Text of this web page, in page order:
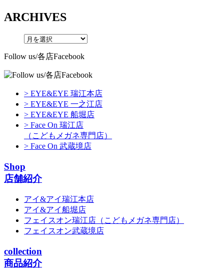
ARCHIVES
Follow us/各店Facebook
> EYE&EYE 瑞江本店
> EYE&EYE 一之江店
> EYE&EYE 船堀店
> Face On 瑞江店
（こどもメガネ専門店）
> Face On 武蔵境店
Shop
店舗紹介
アイ&アイ瑞江本店
アイ&アイ船堀店
フェイスオン瑞江店 （こどもメガネ専門店）
フェイスオン武蔵境店
collection
商品紹介